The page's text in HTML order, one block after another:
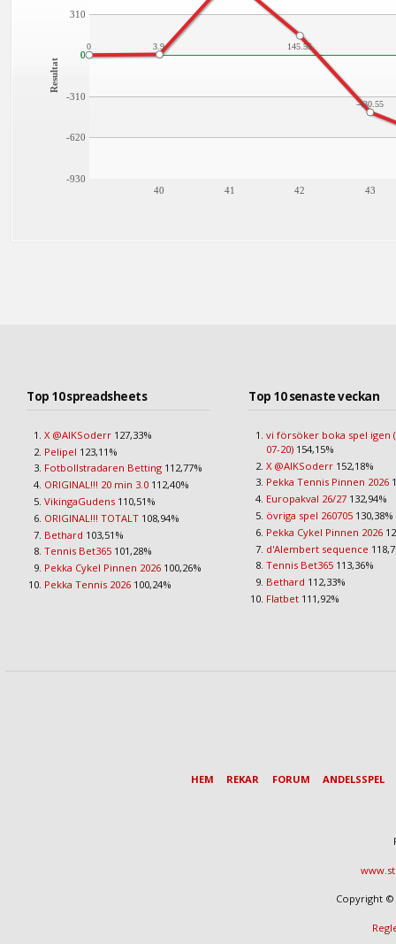
40 41 42 43
-930
0
-620
-310
310
0
0 3.9 145.55
-430.55
Resultat
Top 10 spreadsheets
X @AIKSoderr 127,33%
Pelipel 123,11%
Fotbollstradaren Betting 112,77%
ORIGINAL!!! 20 min 3.0 112,40%
VikingaGudens 110,51%
ORIGINAL!!! TOTALT 108,94%
Bethard 103,51%
Tennis Bet365 101,28%
Pekka Cykel Pinnen 2026 100,26%
Pekka Tennis 2026 100,24%
Top 10 senaste veckan
vi försöker boka spel igen
07-20) 154,15%
X @AIKSoderr 152,18%
Pekka Tennis Pinnen 2026
Europakval 26/27 132,94%
övriga spel 260705 130,38%
Pekka Cykel Pinnen 2026
d'Alembert sequence
Tennis Bet365 113,36%
Bethard 112,33%
Flatbet 111,92%
HEM REKAR FORUM ANDELSSPEL
Copyright ©